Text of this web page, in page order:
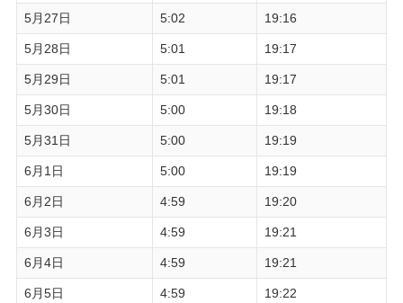
5月27日 5:02 19:16
5月28日 5:01 19:17
5月29日 5:01 19:17
5月30日 5:00 19:18
5月31日 5:00 19:19
6月1日 5:00 19:19
6月2日 4:59 19:20
6月3日 4:59 19:21
6月4日 4:59 19:21
6月5日 4:59 19:22